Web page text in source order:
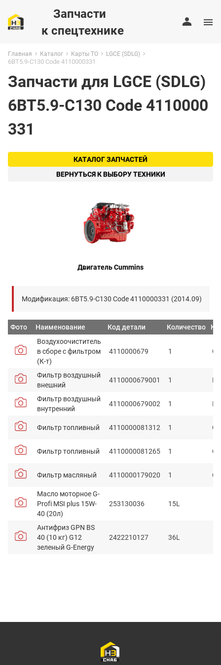
Запчасти
к спецтехнике
Главная Каталог Карты ТО LGCE (SDLG)
6BT5.9-C130 Code 4110000331
Запчасти для LGCE (SDLG)
6BT5.9-C130 Code 4110000
331
КАТАЛОГ ЗАПЧАСТЕЙ
ВЕРНУТЬСЯ К ВЫБОРУ ТЕХНИКИ
Двигатель Cummins
Модификация: 6BT5.9-C130 Code 4110000331 (2014.09)
Фото Наименование Код детали Количество
Воздухоочиститель
в сборе с фильтром
(К-т)
4110000679 1
Фильтр воздушный
внешний
4110000679001 1
Фильтр воздушный
внутренний
4110000679002 1
Фильтр топливный 4110000081312 1
Фильтр топливный 4110000081265 1
Фильтр масляный 4110000179020 1
Масло моторное G-
Profi MSI plus 15W-
40 (20л)
253130036 15L
Антифриз GPN BS
40 (10 кг) G12
зеленый G-Energy
2422210127 36L